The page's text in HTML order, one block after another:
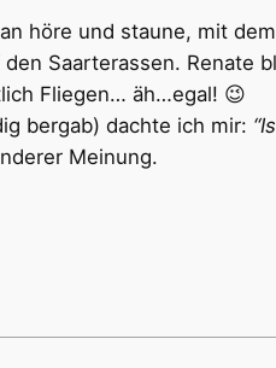
höre und staune, mit
Saarterassen. Renate
Fliegen… äh…egal! 😉
bergab) dachte ich mir:
Meinung.